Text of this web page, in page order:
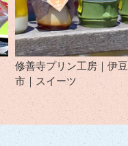
修善寺プリン工房｜伊豆
市｜スイーツ